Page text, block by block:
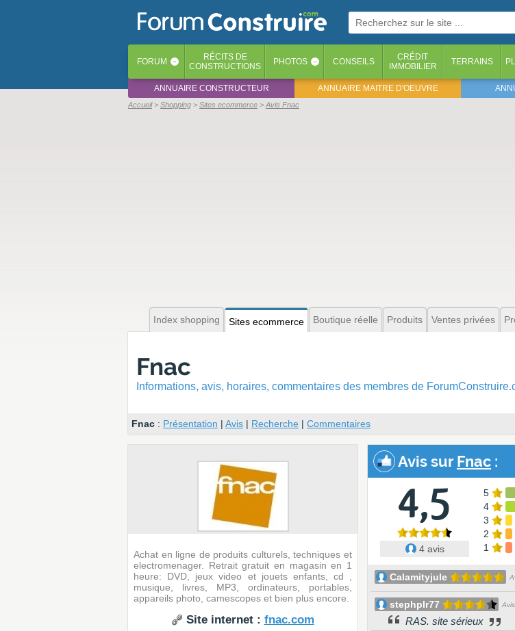
FORUM ‹ RÉCITS DE
CONSTRUCTIONS
PHOTOS ‹ CONSEILS
CRÉDIT
IMMOBILIER
TERRAINS
ANNUAIRE CONSTRUCTEUR ANNUAIRE MAITRE D'OEUVRE
Accueil Shopping Sites ecommerce Avis Fnac
Index shopping Sites ecommerce Boutique réelle Produits Ventes privées
Fnac
Informations, avis, horaires, commentaires des membres de
Fnac : Présentation | Avis | Recherche | Commentaires
Achat en ligne de produits culturels, techniques et
electromenager. Retrait gratuit en magasin en 1
heure: DVD, jeux video et jouets enfants, cd ,
musique, livres, MP3, ordinateurs, portables,
appareils photo, camescopes et bien plus encore.
Site internet : fnac.com
Avis surFnac :
4,5
4 avis
5
4
3
2
1
Calamityjule
stephplr77
RAS. site sérieux